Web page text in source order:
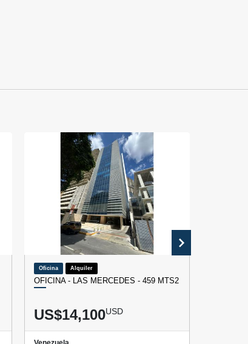
Oficina Alquiler
OFICINA - LAS MERCEDES - 459 MTS2
US$14,100USD